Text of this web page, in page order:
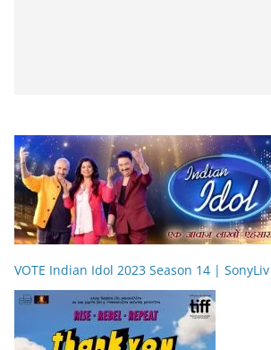
VOTE Indian Idol 2023 Season 14 |